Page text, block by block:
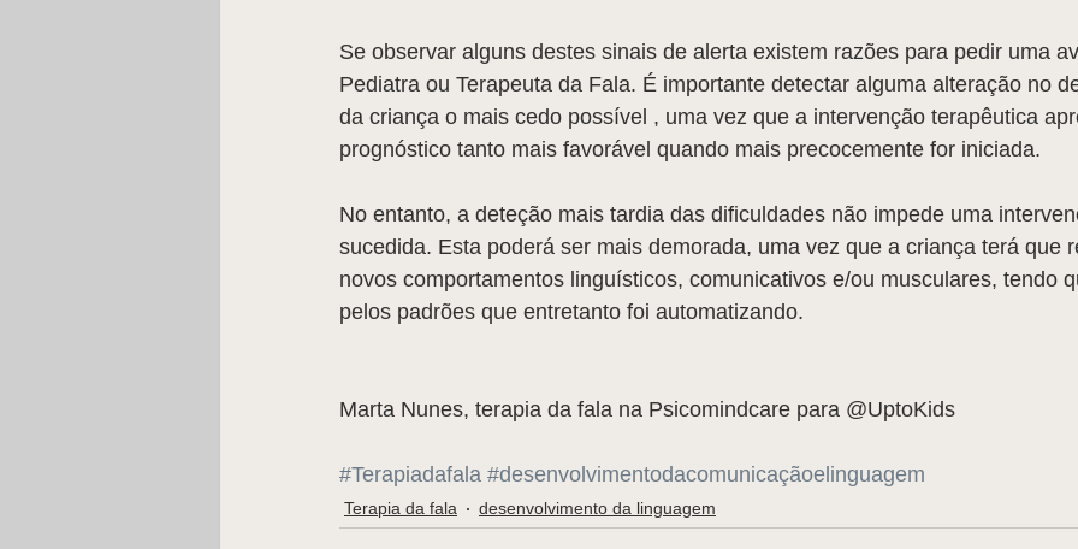
Se observar alguns destes sinais de alerta existem razões para pedir uma
Pediatra ou Terapeuta da Fala. É importante detectar alguma alteração no
da criança o mais cedo possível , uma vez que a intervenção terapêutica
prognóstico tanto mais favorável quando mais precocemente for iniciada.
No entanto, a deteção mais tardia das dificuldades não impede uma
sucedida. Esta poderá ser mais demorada, uma vez que a criança terá que
novos comportamentos linguísticos, comunicativos e/ou musculares, tendo
pelos padrões que entretanto foi automatizando.
Marta Nunes, terapia da fala na Psicomindcare para @UptoKids
#Terapiadafala #desenvolvimentodacomunicaçãoelinguagem
Terapia da fala desenvolvimento da linguagem